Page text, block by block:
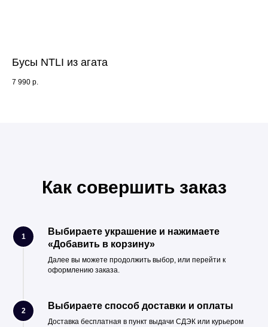
Бусы NTLI из агата
7 990 р.
Как совершить заказ
1
Выбираете украшение и нажимаете
«Добавить в корзину»
Далее вы можете продолжить выбор, или перейти к
оформлению заказа.
2 Выбираете способ доставки и оплаты
Доставка бесплатная в пункт выдачи СДЭК или курьером